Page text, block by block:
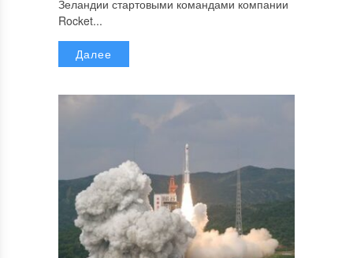
Зеландии стартовыми командами компании
Rocket...
Далее